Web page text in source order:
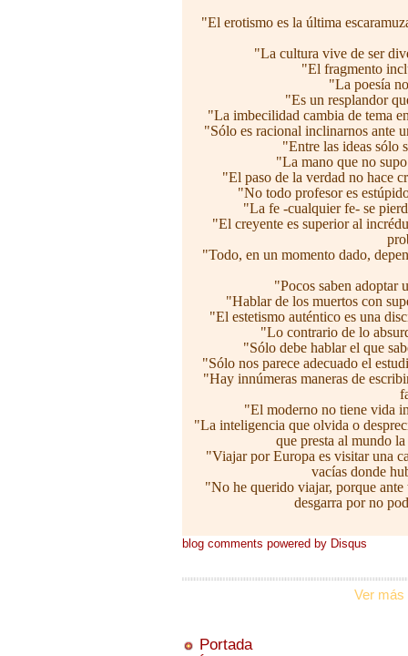
"El erotismo es la última
"La cultura vive de ser
"El fragmento
"La poesía
"Es un resplandor
"La imbecilidad cambia de tema
"Sólo es racional inclinarnos ante
"Entre las ideas sólo
"La mano que no
"El paso de la verdad no hace
"No todo profesor es
"La fe -cualquier fe- se
"El creyente es superior al
"Todo, en un momento dado,
"Pocos saben adoptar
"Hablar de los muertos con
"El estetismo auténtico es una
"Lo contrario de lo
"Sólo debe hablar el que
"Sólo nos parece adecuado el
"Hay innúmeras maneras de
"El moderno no tiene vida
"La inteligencia que olvida o
que presta al mundo
"Viajar por Europa es visitar una
vacías donde
"No he querido viajar, porque ante
desgarra por no
blog comments powered by Disqus
Ver más
Portada